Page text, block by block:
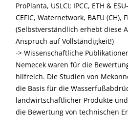
ProPlanta, USLCI; IPCC, ETH &
CEFIC, Waternetwork, BAFU (CH),
(Selbstverständlich erhebt diese
Anspruch auf Vollständigkeit!)
-> Wissenschaftliche
Nemecek waren für die
hilfreich. Die Studien von
die Basis für die
landwirtschaftlicher Produkte
die Bewertung von technischen